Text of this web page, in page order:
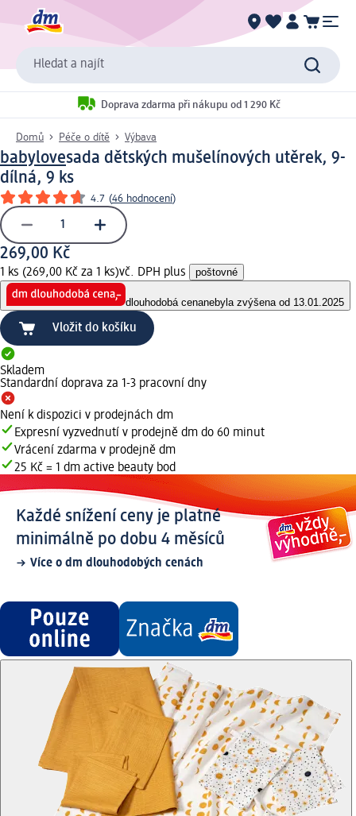
Hledat a najít
Doprava zdarma při nákupu od 1 290 Kč
Domů Péče o dítě Výbava
babylovesada dětských mušelínových utěrek, 9-
dílná, 9 ks
4.7 (46 hodnocení)
269,00 Kč
1 ks (269,00 Kč za 1 ks)vč. DPH plus poštovné
dlouhodobá cenanebyla zvýšena od 13.01.2025
Vložit do košíku
Skladem
Standardní doprava za 1-3 pracovní dny
Není k dispozici v prodejnách dm
Expresní vyzvednutí v prodejně dm do 60 minut
Vrácení zdarma v prodejně dm
25 Kč = 1 dm active beauty bod
Každé snížení ceny je platné
minimálně po dobu 4 měsíců
Více o dm dlouhodobých cenách